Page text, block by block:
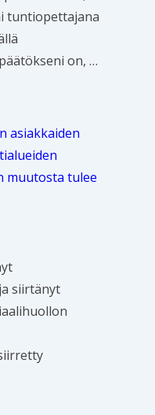
tuntiopettajana
on, …
asiakkaiden
muutosta tulee
siirtänyt